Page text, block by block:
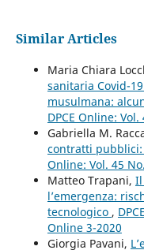
Similar Articles
Maria Chiara
sanitaria Covid-
musulmana:
DPCE Online:
Gabriella M.
contratti pubblici:
Online: Vol. 45
Matteo Trapani, Il
l’emergenza:
tecnologico ,
Online 3-2020
Giorgia Pavani,